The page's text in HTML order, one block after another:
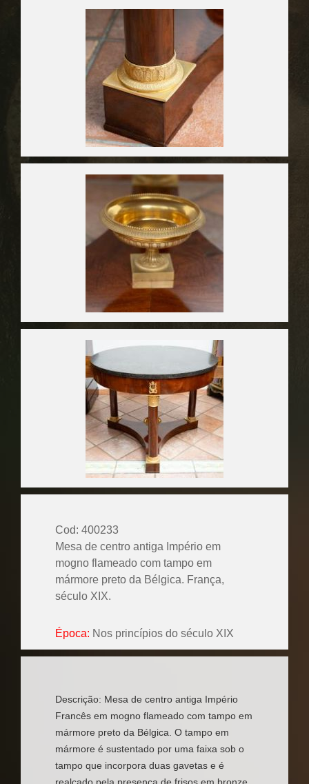
Cod: 400233
Mesa de centro antiga Império em
mogno flameado com tampo em
mármore preto da Bélgica. França,
século XIX.
Época: Nos princípios do século XIX
Descrição: Mesa de centro antiga Império
Francês em mogno flameado com tampo em
mármore preto da Bélgica. O tampo em
mármore é sustentado por uma faixa sob o
tampo que incorpora duas gavetas e é